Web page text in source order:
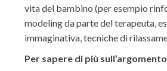
vita del bambino (per esempio
modeling da parte del terapeuta,
immaginativa, tecniche di
Per sapere di più sull’argomento